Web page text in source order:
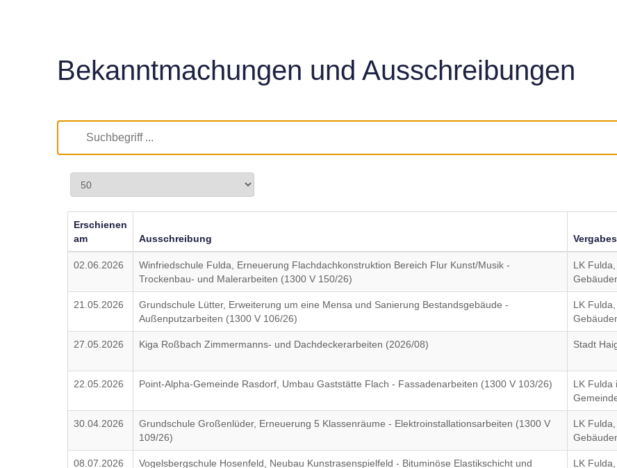
Bekanntmachungen und Ausschreibungen
Erschienen
am
Ausschreibung
02.06.2026
Winfriedschule Fulda, Erneuerung Flachdachkonstruktion Bereich Flur Kunst/Musik -
Trockenbau- und Malerarbeiten (1300 V 150/26)
LK
21.05.2026
Grundschule Lütter, Erweiterung um eine Mensa und Sanierung Bestandsgebäude -
Außenputzarbeiten (1300 V 106/26)
LK
27.05.2026 Kiga Roßbach Zimmermanns- und Dachdeckerarbeiten (2026/08) Stadt
22.05.2026 Point-Alpha-Gemeinde Rasdorf, Umbau Gaststätte Flach - Fassadenarbeiten (1300 V 103/26)
LK Fulda
30.04.2026
Grundschule Großenlüder, Erneuerung 5 Klassenräume - Elektroinstallationsarbeiten (1300 V
109/26)
LK
08.07.2026
Vogelsbergschule Hosenfeld, Neubau Kunstrasenspielfeld - Bituminöse Elastikschicht und
LK